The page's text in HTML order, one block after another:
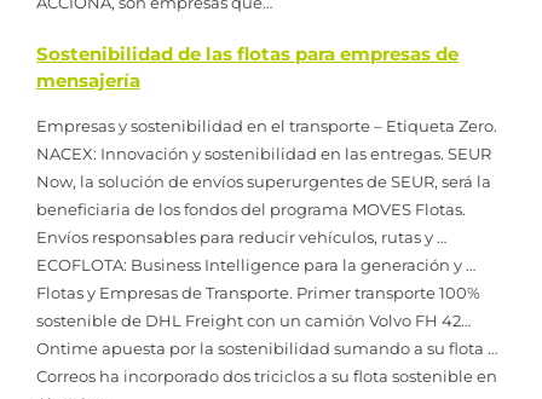
Sostenibilidad de las flotas para empresas de
mensajería
Empresas y sostenibilidad en el transporte – Etiqueta Zero.
NACEX: Innovación y sostenibilidad en las entregas. SEUR
Now, la solución de envíos superurgentes de SEUR, será la
beneficiaria de los fondos del programa MOVES Flotas.
Envíos responsables para reducir vehículos, rutas y …
ECOFLOTA: Business Intelligence para la generación y …
Flotas y Empresas de Transporte. Primer transporte 100%
sostenible de DHL Freight con un camión Volvo FH 42…
Ontime apuesta por la sostenibilidad sumando a su flota …
Correos ha incorporado dos triciclos a su flota sostenible en